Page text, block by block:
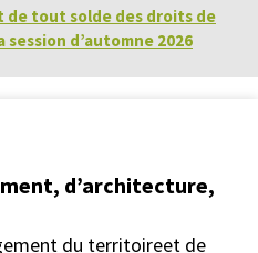
de tout solde des droits de
d’automne 2026
d’architecture,
du territoireet de